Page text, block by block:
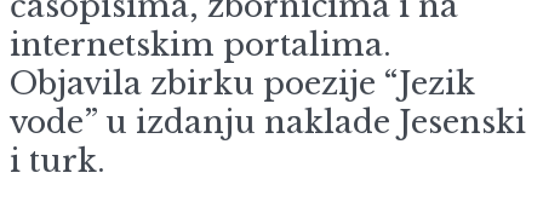
internetskim portalima.
Objavila zbirku poezije “Jezik
vode” u izdanju naklade Jesenski
i turk.